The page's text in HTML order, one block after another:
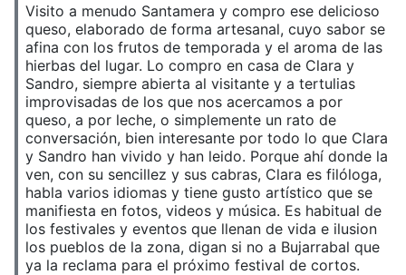
Visito a menudo Santamera y compro ese delicioso
queso, elaborado de forma artesanal, cuyo sabor se
afina con los frutos de temporada y el aroma de las
hierbas del lugar. Lo compro en casa de Clara y
Sandro, siempre abierta al visitante y a tertulias
improvisadas de los que nos acercamos a por
queso, a por leche, o simplemente un rato de
conversación, bien interesante por todo lo que Clara
y Sandro han vivido y han leido. Porque ahí donde la
ven, con su sencillez y sus cabras, Clara es filóloga,
habla varios idiomas y tiene gusto artístico que se
manifiesta en fotos, videos y música. Es habitual de
los festivales y eventos que llenan de vida e ilusion
los pueblos de la zona, digan si no a Bujarrabal que
ya la reclama para el próximo festival de cortos.